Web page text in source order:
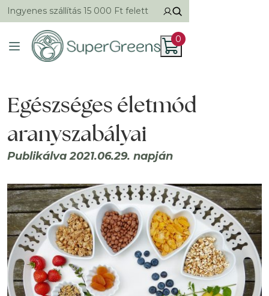
Ingyenes szállítás 15 000 Ft felett
0
Egészséges életmód
aranyszabályai
Publikálva 2021.06.29. napján